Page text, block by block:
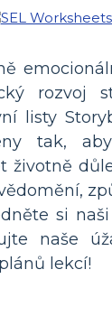
rozvoj
listy
tak,
životně
si
naše
lekcí!